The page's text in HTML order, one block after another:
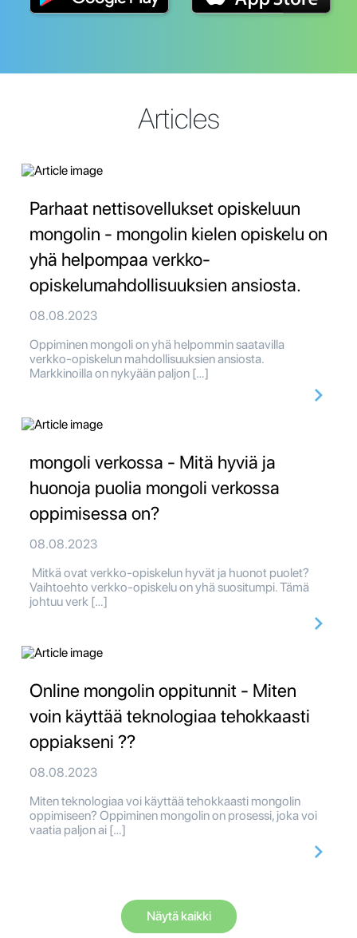
Articles
Parhaat nettisovellukset opiskeluun
mongolin - mongolin kielen opiskelu on
yhä helpompaa verkko-
opiskelumahdollisuuksien ansiosta.
08.08.2023
Oppiminen mongoli on yhä helpommin saatavilla
verkko-opiskelun mahdollisuuksien ansiosta.
Markkinoilla on nykyään paljon […]
mongoli verkossa - Mitä hyviä ja
huonoja puolia mongoli verkossa
oppimisessa on?
08.08.2023
Mitkä ovat verkko-opiskelun hyvät ja huonot puolet?
Vaihtoehto verkko-opiskelu on yhä suositumpi. Tämä
johtuu verk […]
Online mongolin oppitunnit - Miten
voin käyttää teknologiaa tehokkaasti
oppiakseni ??
08.08.2023
Miten teknologiaa voi käyttää tehokkaasti mongolin
oppimiseen? Oppiminen mongolin on prosessi, joka voi
vaatia paljon ai […]
Näytä kaikki